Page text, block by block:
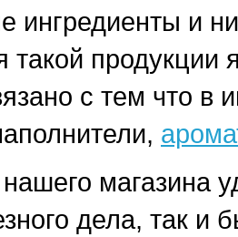
ингредиенты и
такой продукции
с тем что в
магазина
дела, так и